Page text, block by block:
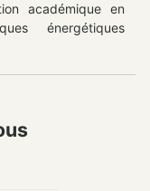
académique en
énergétiques